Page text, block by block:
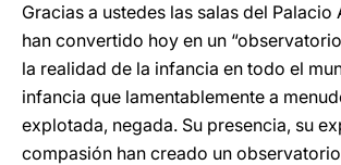
Gracias a ustedes las salas del
han convertido hoy en un
la realidad de la infancia en todo el
infancia que lamentablemente a
explotada, negada. Su presencia, su
compasión han creado un